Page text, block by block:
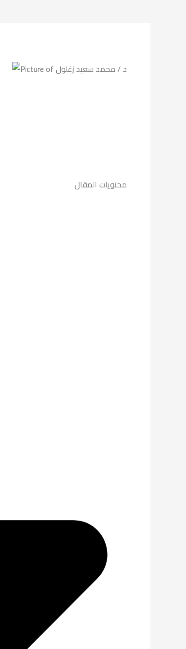
محتويات المقال